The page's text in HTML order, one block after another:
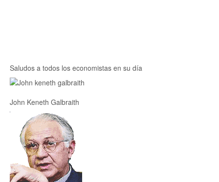
Saludos a todos los economistas en su día
John Keneth Galbraith